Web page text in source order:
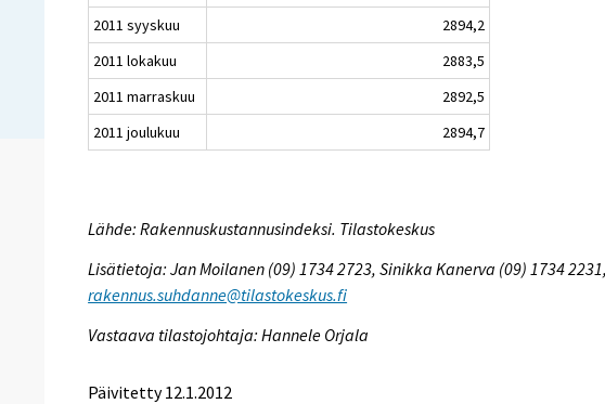
2011 syyskuu
2894,2
2011 lokakuu
2883,5
2011 marraskuu
2892,5
2011 joulukuu
2894,7
Lähde: Rakennuskustannusindeksi. Tilastokeskus
Lisätietoja: Jan Moilanen (09) 1734 2723, Sinikka Kanerva (09) 1734
rakennus.suhdanne@tilastokeskus.fi
Vastaava tilastojohtaja: Hannele Orjala
Päivitetty 12.1.2012